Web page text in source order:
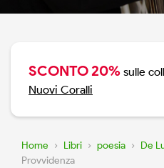
SCONTO 20% sulle
Nuovi Coralli
Home › Libri › poesia › De
Provvidenza